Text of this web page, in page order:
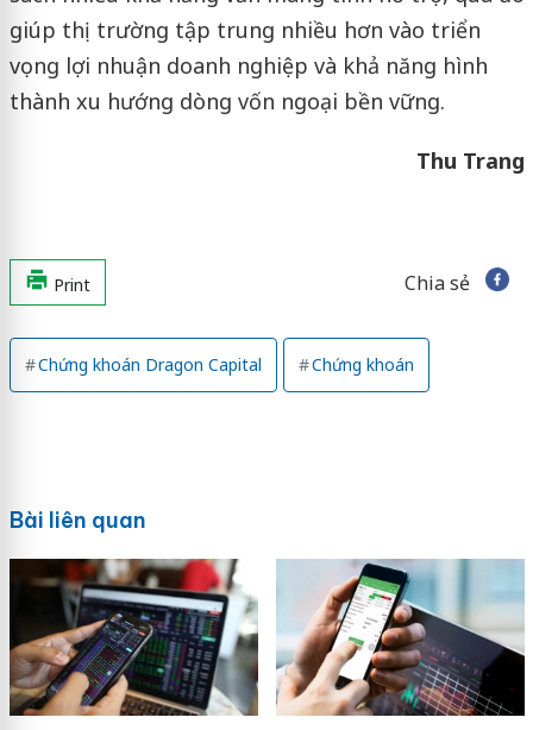
giúp thị trường tập trung nhiều hơn vào triển
vọng lợi nhuận doanh nghiệp và khả năng hình
thành xu hướng dòng vốn ngoại bền vững.
Thu Trang
Print Chia sẻ
Chứng khoán Dragon Capital Chứng khoán
Bài liên quan